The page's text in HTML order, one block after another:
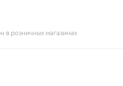
в розничных магазинах